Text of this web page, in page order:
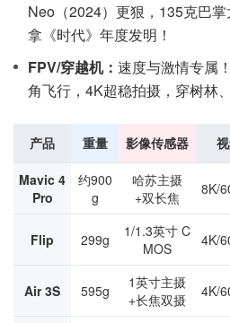
Neo（2024）更狠，135克巴
拿《时代》年度发明！
FPV/穿越机： 速度与激情专属
角飞行，4K超稳拍摄，穿树林
产品 重量 影像传感器
Mavic 4
Pro
约900
g
哈苏主摄
+双长焦
8K/
Flip 299g
1/1.3英寸 C
MOS
4K/
Air 3S 595g
1英寸主摄
+长焦双摄
4K/